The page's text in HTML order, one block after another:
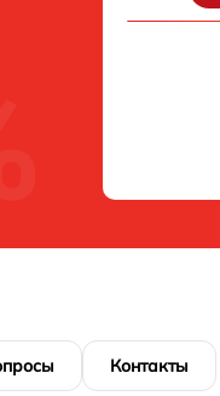
Контакты